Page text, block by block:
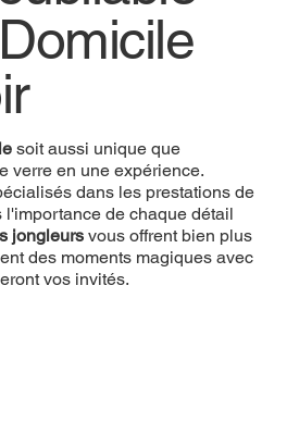
soit aussi unique que
verre en une expérience.
dans les prestations de
l'importance de chaque détail
jongleurs vous offrent bien plus
des moments magiques avec
vos invités.